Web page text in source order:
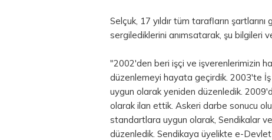
Selçuk, 17 yıldır tüm tarafların
sergilediklerini anımsatarak, şu bilgileri
"2002'den beri işçi ve işverenlerimizin
düzenlemeyi hayata geçirdik. 2003'te
uygun olarak yeniden düzenledik.
olarak ilan ettik. Askeri darbe sonucu
standartlara uygun olarak, Sendikalar
düzenledik. Sendikaya üyelikte e-